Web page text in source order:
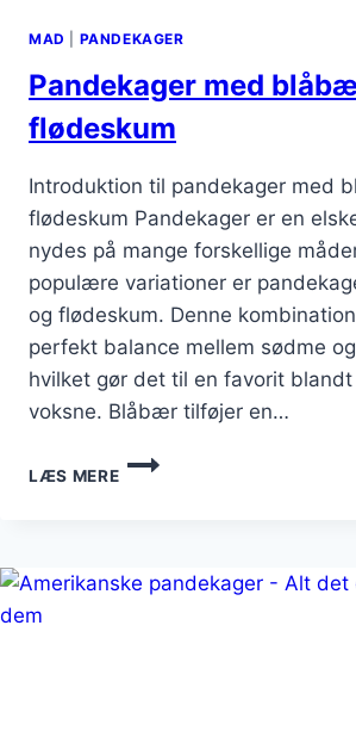
MAD PANDEKAGER
Pandekager med
flødeskum
Introduktion til pandekager med
flødeskum Pandekager er en
nydes på mange forskellige
populære variationer er
og flødeskum. Denne
perfekt balance mellem sødme
hvilket gør det til en favorit
voksne. Blåbær tilføjer en…
LÆS MERE
PANDEKAGER
MED